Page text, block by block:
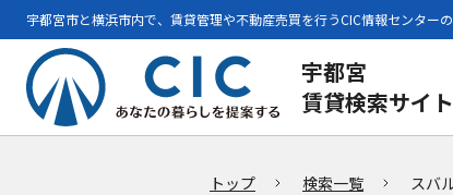
宇都宮市と横浜市内で、賃貸管理や不動産売買を行うCIC情報センター
宇都宮
賃貸検索サイト
トップ 検索一覧 スバ